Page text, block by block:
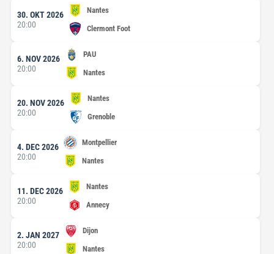
30. OKT 2026
20:00
Nantes
Clermont Foot
6. NOV 2026
20:00
PAU
Nantes
20. NOV 2026
20:00
Nantes
Grenoble
4. DEC 2026
20:00
Montpellier
Nantes
11. DEC 2026
20:00
Nantes
Annecy
2. JAN 2027
20:00
Dijon
Nantes